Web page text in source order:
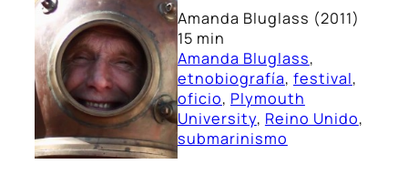
Amanda Bluglass (2011)
15 min
Amanda Bluglass
etnobiografía, festival
oficio, Plymouth
University, Reino Unido
submarinismo